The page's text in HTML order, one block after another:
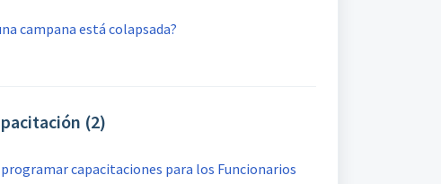
campana está colapsada?
(2)
programar capacitaciones para los Funcionarios